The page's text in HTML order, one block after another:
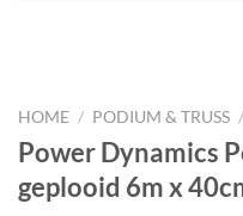
HOME / PODIUM & TRUSS /
Power Dynamics
geplooid 6m x